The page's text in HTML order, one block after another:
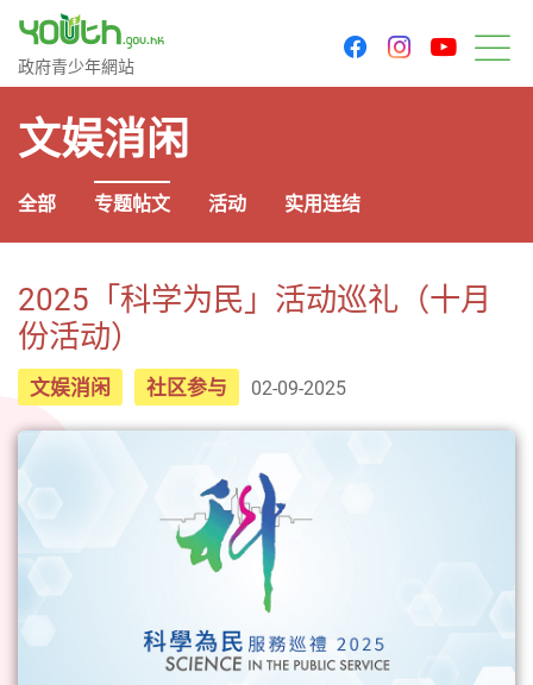
政府青少年网站
政府青少年網站
facebookinstagram
文娱消闲
全部 专题帖文 活动 实用连结
2025「科学为民」活动巡礼（十月
份活动）
文娱消闲 社区参与 02-09-2025